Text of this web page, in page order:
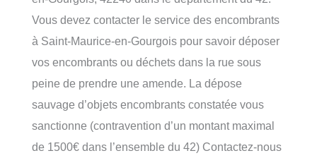
Vous devez contacter le service des encombrants
à Saint-Maurice-en-Gourgois pour savoir déposer
vos encombrants ou déchets dans la rue sous
peine de prendre une amende. La dépose
sauvage d’objets encombrants constatée vous
sanctionne (contravention d’un montant maximal
de 1500€ dans l’ensemble du 42) Contactez-nous